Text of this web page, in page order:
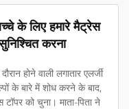
के लिए हमारे मैट्रेस
करना
होने वाली लगातार एलर्जी
के बारे में शोध करने के बाद,
टॉपर को चुना। माता-पिता ने